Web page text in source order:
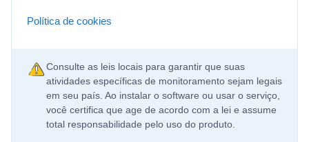
Política de cookies
Consulte as leis locais para garantir que suas
atividades específicas de monitoramento sejam legais
em seu país. Ao instalar o software ou usar o serviço,
você certifica que age de acordo com a lei e assume
total responsabilidade pelo uso do produto.